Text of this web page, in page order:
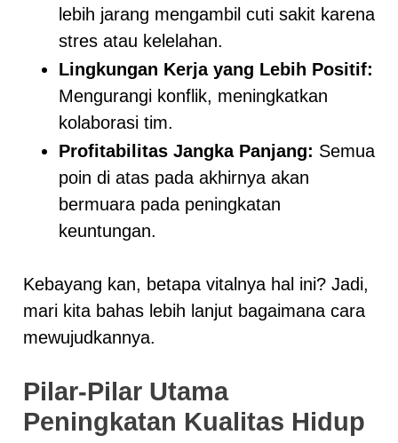
lebih jarang mengambil cuti sakit karena
stres atau kelelahan.
Lingkungan Kerja yang Lebih Positif:
Mengurangi konflik, meningkatkan
kolaborasi tim.
Profitabilitas Jangka Panjang: Semua
poin di atas pada akhirnya akan
bermuara pada peningkatan
keuntungan.
Kebayang kan, betapa vitalnya hal ini? Jadi,
mari kita bahas lebih lanjut bagaimana cara
mewujudkannya.
Pilar-Pilar Utama
Peningkatan Kualitas Hidup